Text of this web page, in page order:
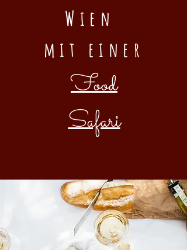
Wien
mit einer
Food
Safari